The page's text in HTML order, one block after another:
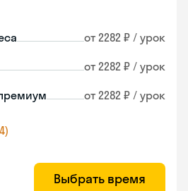
от 2282 ₽ / урок
от 2282 ₽ / урок
от 2282 ₽ / урок
Выбрать время